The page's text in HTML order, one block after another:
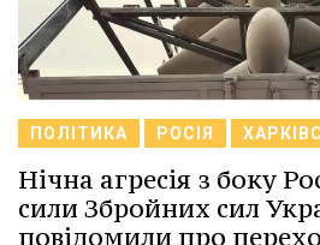
ПОЛІТИКА РОСІЯ
Нічна агресія з боку
сили Збройних сил
повідомили про